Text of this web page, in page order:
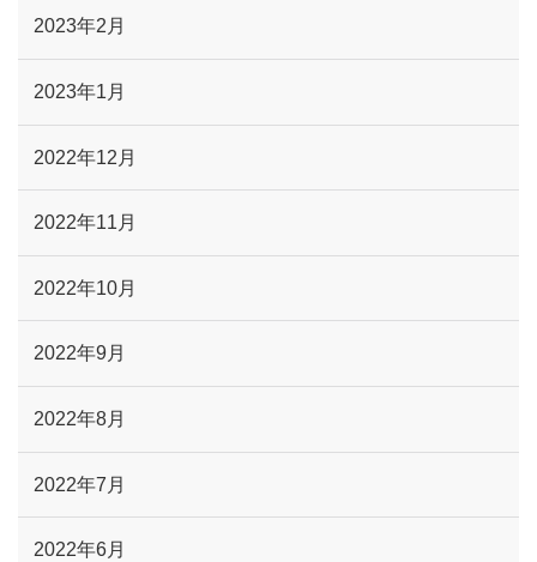
2023年2月
2023年1月
2022年12月
2022年11月
2022年10月
2022年9月
2022年8月
2022年7月
2022年6月